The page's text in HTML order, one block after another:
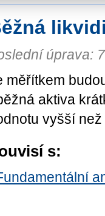
úprava:
měřítkem
aktiva
vyšší než
s: